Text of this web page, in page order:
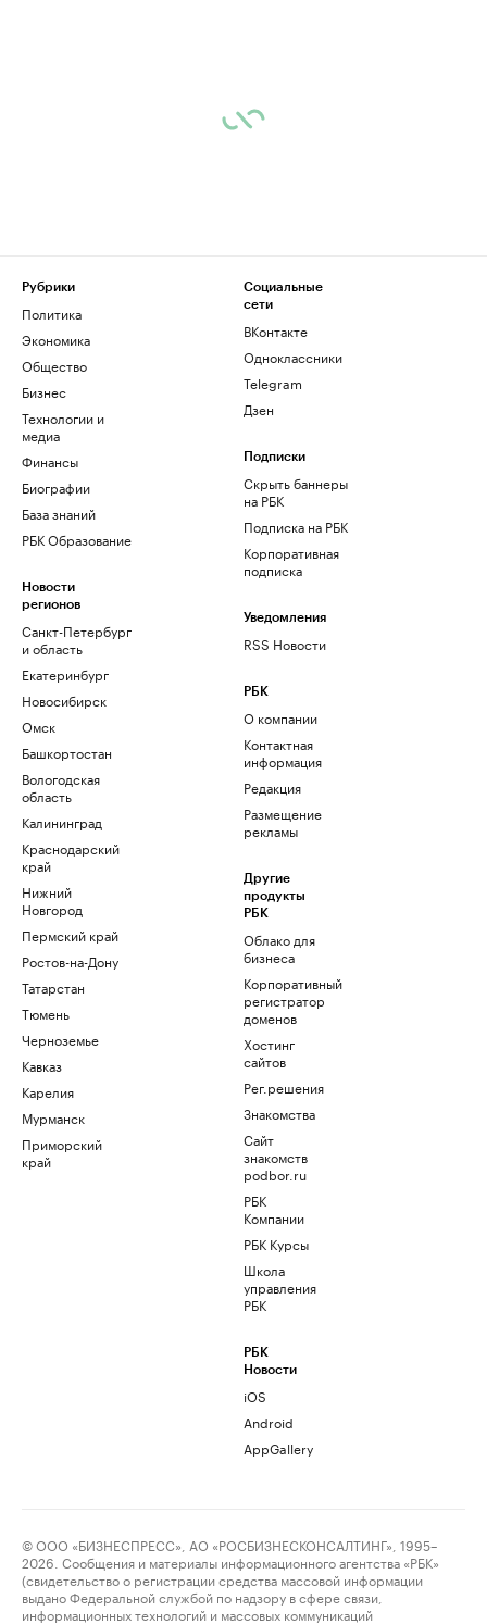
Рубрики
Политика
Экономика
Общество
Бизнес
Технологии и
медиа
Финансы
Биографии
База знаний
РБК Образование
Новости
регионов
Санкт-Петербург
и область
Екатеринбург
Новосибирск
Омск
Башкортостан
Вологодская
область
Калининград
Краснодарский
край
Нижний
Новгород
Пермский край
Ростов-на-Дону
Татарстан
Тюмень
Черноземье
Кавказ
Карелия
Мурманск
Приморский
край
Социальные
сети
ВКонтакте
Одноклассники
Telegram
Дзен
Подписки
Скрыть баннеры
на РБК
Подписка на РБК
Корпоративная
подписка
Уведомления
RSS Новости
РБК
О компании
Контактная
информация
Редакция
Размещение
рекламы
Другие
продукты
РБК
Облако для
бизнеса
Корпоративный
регистратор
доменов
Хостинг
сайтов
Рег.решения
Знакомства
Сайт
знакомств
podbor.ru
РБК
Компании
РБК Курсы
Школа
управления
РБК
РБК
Новости
iOS
Android
AppGallery
© ООО «БИЗНЕСПРЕСС», АО «РОСБИЗНЕСКОНСАЛТИНГ», 1995–
2026. Сообщения и материалы информационного агентства «РБК»
(свидетельство о регистрации средства массовой информации
выдано Федеральной службой по надзору в сфере связи,
информационных технологий и массовых коммуникаций